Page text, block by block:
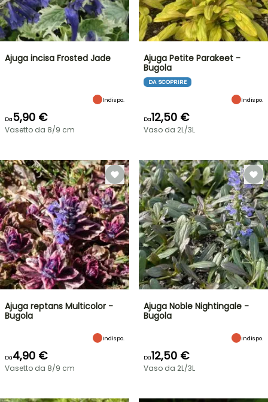
Ajuga incisa Frosted Jade
Indispo.
Da5,90 €
Vasetto da 8/9 cm
Ajuga Petite Parakeet -
Bugola
DA SCOPRIRE
Indispo.
Da12,50 €
Vaso da 2L/3L
Ajuga reptans Multicolor -
Bugola
Indispo.
Da4,90 €
Vasetto da 8/9 cm
Ajuga Noble Nightingale -
Bugola
Indispo.
Da12,50 €
Vaso da 2L/3L